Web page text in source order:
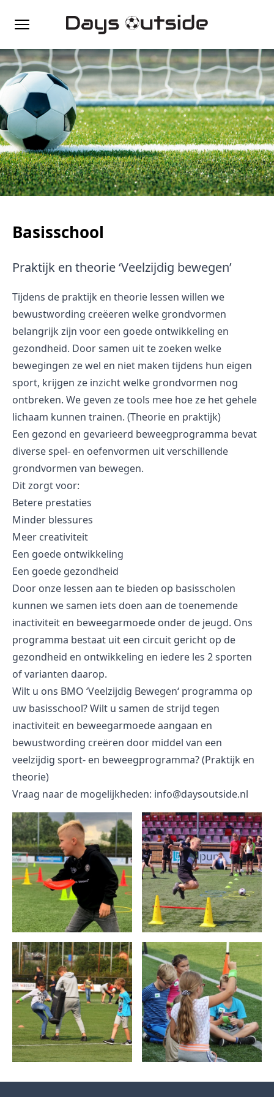
Basisschool
Praktijk en theorie ‘Veelzijdig bewegen’
Tijdens de praktijk en theorie lessen willen we
bewustwording creëeren welke grondvormen
belangrijk zijn voor een goede ontwikkeling en
gezondheid. Door samen uit te zoeken welke
bewegingen ze wel en niet maken tijdens hun eigen
sport, krijgen ze inzicht welke grondvormen nog
ontbreken. We geven ze tools mee hoe ze het gehele
lichaam kunnen trainen. (Theorie en praktijk)
Een gezond en gevarieerd beweegprogramma bevat
diverse spel- en oefenvormen uit verschillende
grondvormen van bewegen.
Dit zorgt voor:
Betere prestaties
Minder blessures
Meer creativiteit
Een goede ontwikkeling
Een goede gezondheid
Door onze lessen aan te bieden op basisscholen
kunnen we samen iets doen aan de toenemende
inactiviteit en beweegarmoede onder de jeugd. Ons
programma bestaat uit een circuit gericht op de
gezondheid en ontwikkeling en iedere les 2 sporten
of varianten daarop.
Wilt u ons BMO ‘Veelzijdig Bewegen‘ programma op
uw basisschool? Wilt u samen de strijd tegen
inactiviteit en beweegarmoede aangaan en
bewustwording creëren door middel van een
veelzijdig sport- en beweegprogramma? (Praktijk en
theorie)
Vraag naar de mogelijkheden: info@daysoutside.nl